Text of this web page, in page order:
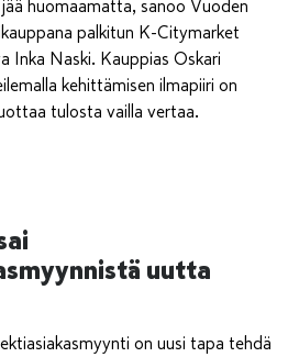
huomaamatta, sanoo Vuoden
palkitun K-Citymarket
Inka Naski. Kauppias Oskari
kehittämisen ilmapiiri on
tulosta vailla vertaa.
uutta
on uusi tapa tehdä